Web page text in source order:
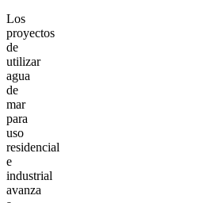
Los
proyectos
de
utilizar
agua
de
mar
para
uso
residencial
e
industrial
avanza